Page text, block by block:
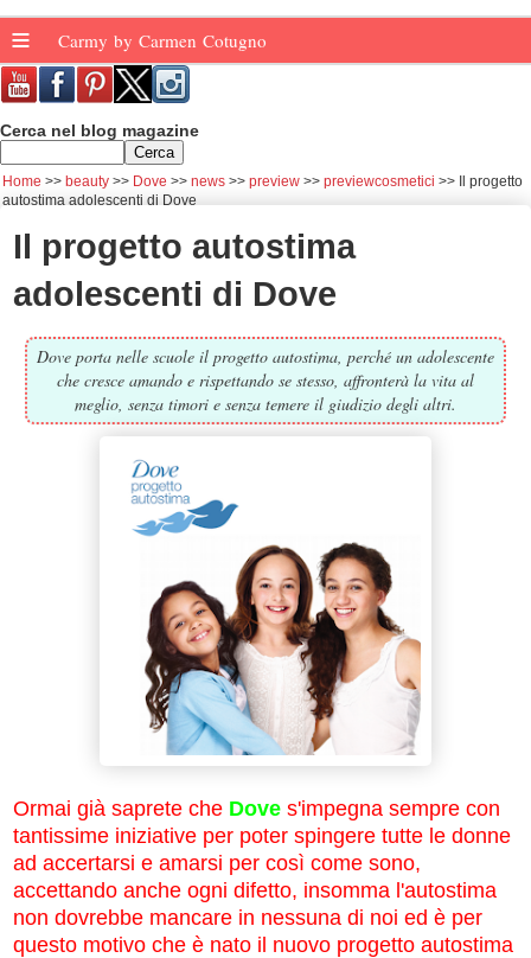
≡ Carmy by Carmen Cotugno
Cerca nel blog magazine
Home beauty Dove news preview previewcosmetici
Il progetto
autostima adolescenti di Dove
Il progetto autostima
adolescenti di Dove
Dove porta nelle scuole il progetto autostima, perché un adolescente
che cresce amando e rispettando se stesso, affronterà la vita al
meglio, senza timori e senza temere il giudizio degli altri.
Ormai già saprete che Dove s'impegna sempre con
tantissime iniziative per poter spingere tutte le donne
ad accertarsi e amarsi per così come sono,
accettando anche ogni difetto, insomma l'autostima
non dovrebbe mancare in nessuna di noi ed è per
questo motivo che è nato il nuovo progetto autostima